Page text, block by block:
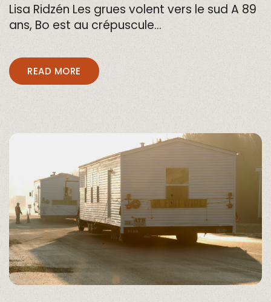
Lisa Ridzén Les grues volent vers le sud A 89
ans, Bo est au crépuscule…
READ MORE